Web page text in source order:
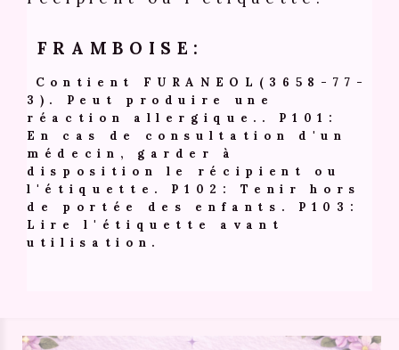
FRAMBOISE:
Contient FURANEOL(3658-77-
3). Peut produire une
réaction allergique.. P101:
En cas de consultation d'un
médecin, garder à
disposition le récipient ou
l'étiquette. P102: Tenir hors
de portée des enfants. P103:
Lire l'étiquette avant
utilisation.